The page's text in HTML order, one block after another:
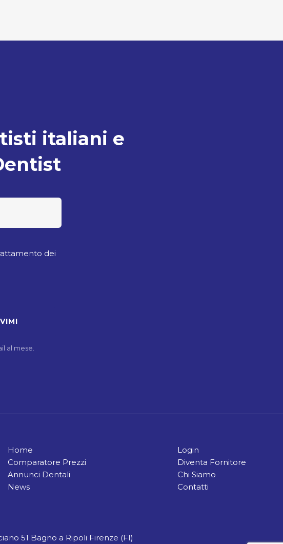
italiani e
dei
al mese.
Home
Comparatore Prezzi
Annunci Dentali
News
Login
Diventa Fornitore
Chi Siamo
Contatti
51 Bagno a Ripoli Firenze (FI)